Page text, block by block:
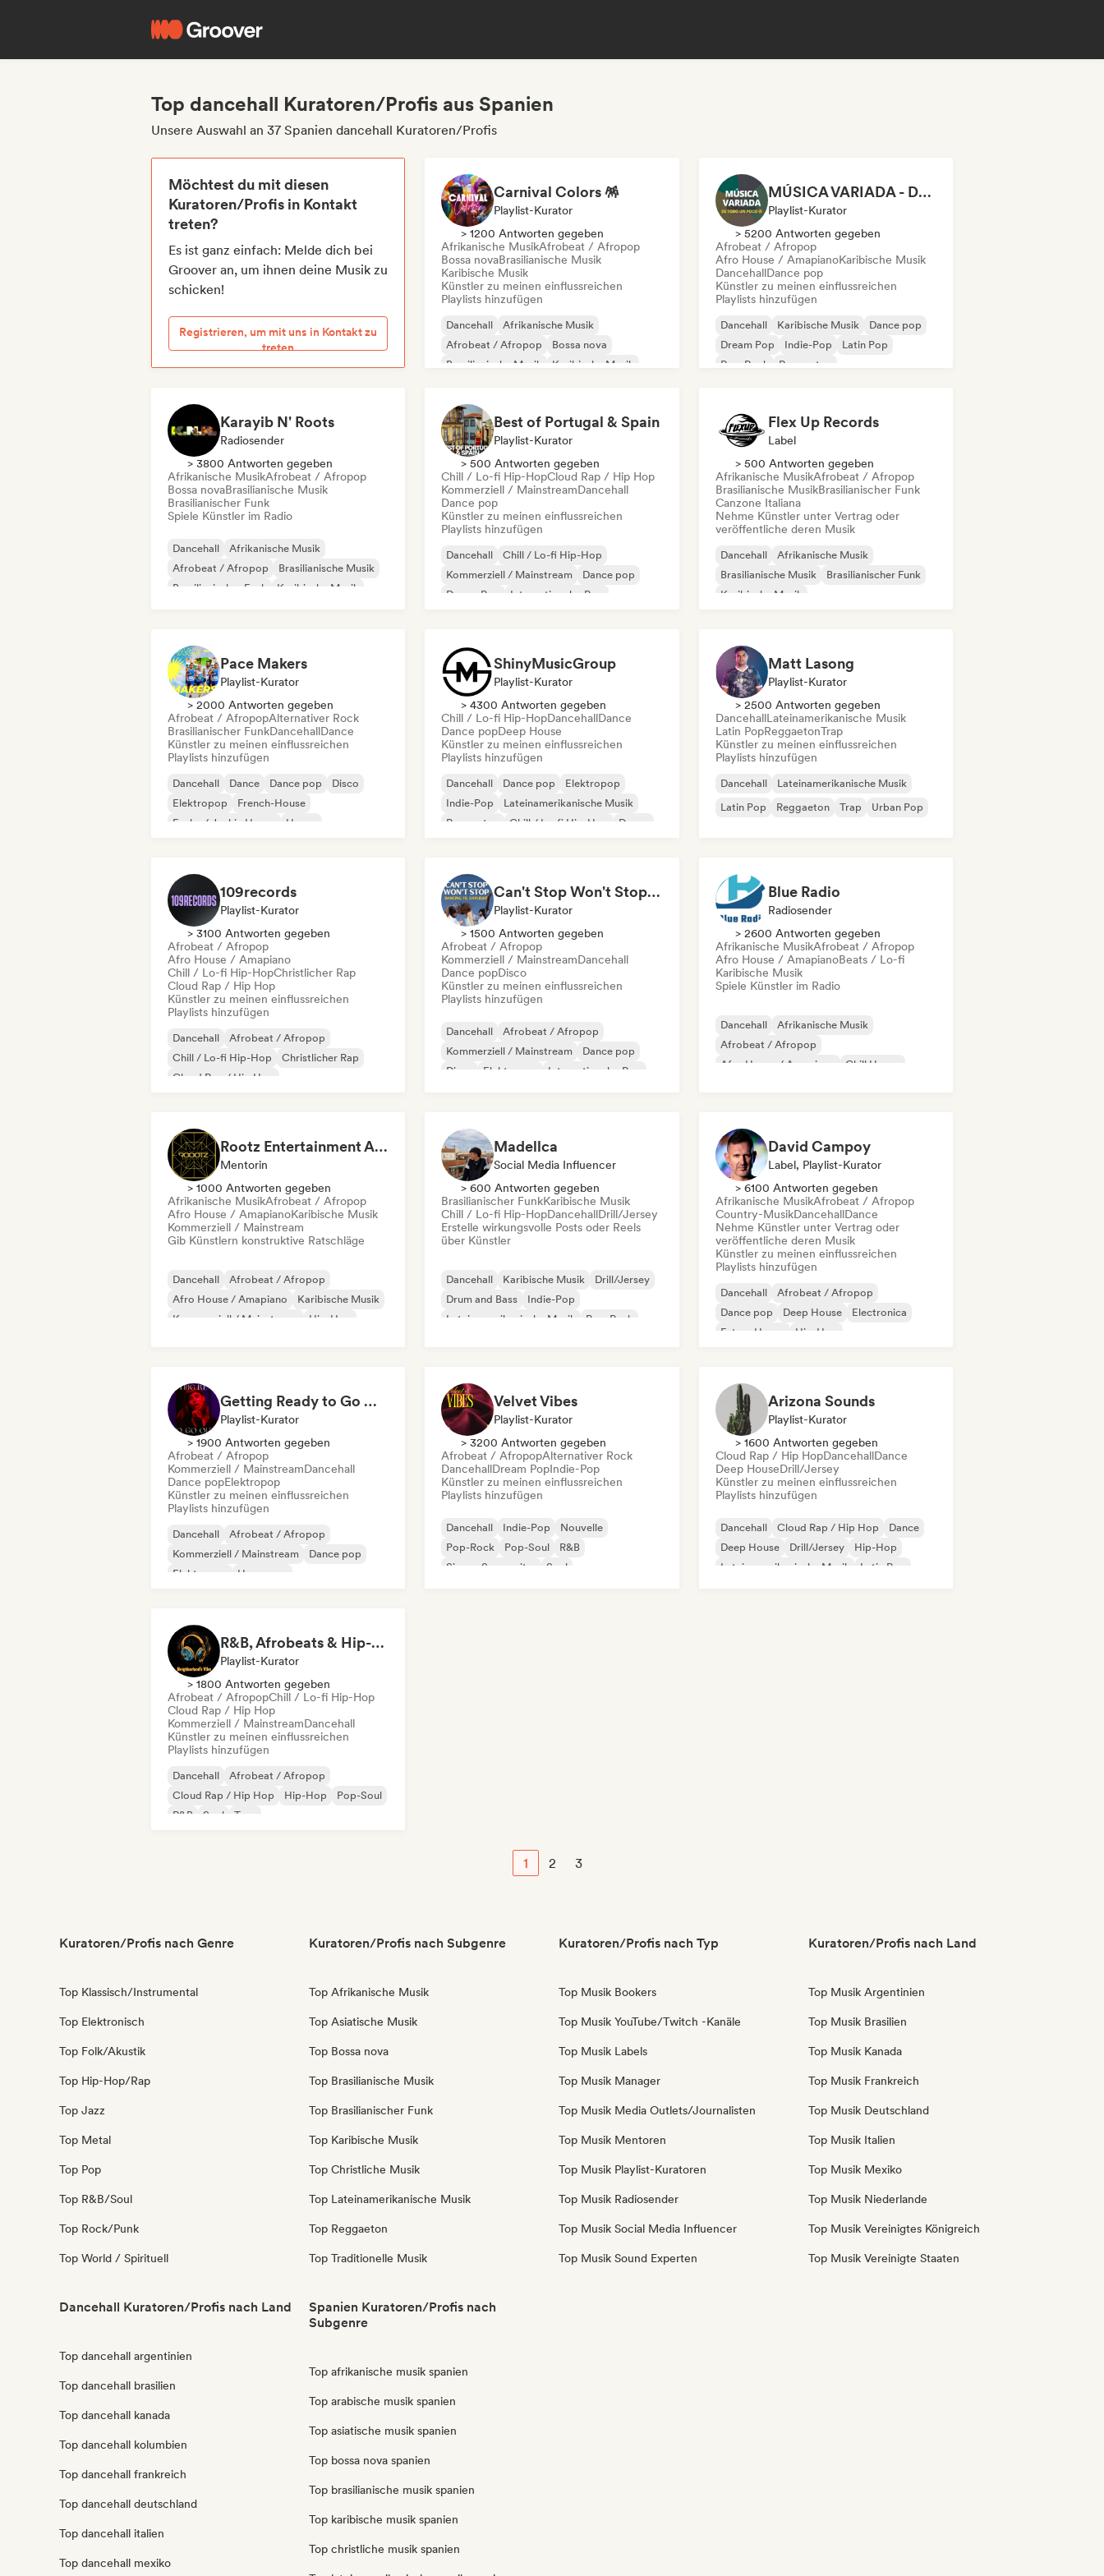
Top dancehall Kuratoren/Profis aus Spanien
Unsere Auswahl an 37 Spanien dancehall Kuratoren/Profis
Möchtest du mit diesen
Kuratoren/Profis in Kontakt
treten?
Es ist ganz einfach: Melde dich bei
Groover an, um ihnen deine Musik zu
schicken!
Registrieren, um mit uns in Kontakt zu
treten
Carnival Colors 🪅
Playlist-Kurator
> 1200 Antworten gegeben
Afrikanische MusikAfrobeat / Afropop
Bossa novaBrasilianische Musik
Karibische Musik
Künstler zu meinen einflussreichen
Playlists hinzufügen
Dancehall
Afrikanische Musik
Afrobeat / Afropop
Bossa nova
Brasilianische Musik
Karibische Musik
MÚSICA VARIADA - DE TODO UN POCO
Playlist-Kurator
> 5200 Antworten gegeben
Afrobeat / Afropop
Afro House / AmapianoKaribische Musik
DancehallDance pop
Künstler zu meinen einflussreichen
Playlists hinzufügen
Dancehall Karibische Musik
Dance pop
Dream Pop
Indie-Pop
Latin Pop
Pop-Rock
Reggaeton
Karayib N' Roots
Radiosender
> 3800 Antworten gegeben
Afrikanische MusikAfrobeat / Afropop
Bossa novaBrasilianische Musik
Brasilianischer Funk
Spiele Künstler im Radio
Dancehall
Afrikanische Musik
Afrobeat / Afropop
Brasilianische Musik
Brasilianischer Funk
Karibische Musik
Best of Portugal & Spain
Playlist-Kurator
> 500 Antworten gegeben
Chill / Lo-fi Hip-HopCloud Rap / Hip Hop
Kommerziell / MainstreamDancehall
Dance pop
Künstler zu meinen einflussreichen
Playlists hinzufügen
Dancehall
Chill / Lo-fi Hip-Hop
Kommerziell / Mainstream
Dance pop
Dream Pop
Internationaler Pop
Flex Up Records
Label
> 500 Antworten gegeben
Afrikanische MusikAfrobeat / Afropop
Brasilianische MusikBrasilianischer Funk
Canzone Italiana
Nehme Künstler unter Vertrag oder
veröffentliche deren Musik
Dancehall
Afrikanische Musik
Brasilianische Musik
Brasilianischer Funk
Karibische Musik
Pace Makers
Playlist-Kurator
> 2000 Antworten gegeben
Afrobeat / AfropopAlternativer Rock
Brasilianischer FunkDancehallDance
Künstler zu meinen einflussreichen
Playlists hinzufügen
Dancehall Dance Dance pop
Disco
Elektropop
French-House
Funky / Jackin House
House
ShinyMusicGroup
Playlist-Kurator
> 4300 Antworten gegeben
Chill / Lo-fi Hip-HopDancehallDance
Dance popDeep House
Künstler zu meinen einflussreichen
Playlists hinzufügen
Dancehall Dance pop
Elektropop
Indie-Pop
Lateinamerikanische Musik
Reggaeton
Chill / Lo-fi Hip-Hop Dance
Matt Lasong
Playlist-Kurator
> 2500 Antworten gegeben
DancehallLateinamerikanische Musik
Latin PopReggaetonTrap
Künstler zu meinen einflussreichen
Playlists hinzufügen
Dancehall
Lateinamerikanische Musik
Latin Pop
Reggaeton Trap Urban Pop
109records
Playlist-Kurator
> 3100 Antworten gegeben
Afrobeat / Afropop
Afro House / Amapiano
Chill / Lo-fi Hip-HopChristlicher Rap
Cloud Rap / Hip Hop
Künstler zu meinen einflussreichen
Playlists hinzufügen
Dancehall
Afrobeat / Afropop
Chill / Lo-fi Hip-Hop
Christlicher Rap
Cloud Rap / Hip Hop
Can't Stop Won't Stop 🪩 Electropop, Dance-Pop & Nu Disco
Playlist-Kurator
> 1500 Antworten gegeben
Afrobeat / Afropop
Kommerziell / MainstreamDancehall
Dance popDisco
Künstler zu meinen einflussreichen
Playlists hinzufügen
Dancehall
Afrobeat / Afropop
Kommerziell / Mainstream
Dance pop
Disco
Elektropop
Internationaler Pop
Blue Radio
Radiosender
> 2600 Antworten gegeben
Afrikanische MusikAfrobeat / Afropop
Afro House / AmapianoBeats / Lo-fi
Karibische Musik
Spiele Künstler im Radio
Dancehall
Afrikanische Musik
Afrobeat / Afropop
Afro House / Amapiano
Chill House
Rootz Entertainment Agency
Mentorin
> 1000 Antworten gegeben
Afrikanische MusikAfrobeat / Afropop
Afro House / AmapianoKaribische Musik
Kommerziell / Mainstream
Gib Künstlern konstruktive Ratschläge
Dancehall
Afrobeat / Afropop
Afro House / Amapiano
Karibische Musik
Kommerziell / Mainstream
Hip-Hop
Madellca
Social Media Influencer
> 600 Antworten gegeben
Brasilianischer FunkKaribische Musik
Chill / Lo-fi Hip-HopDancehallDrill/Jersey
Erstelle wirkungsvolle Posts oder Reels
über Künstler
Dancehall Karibische Musik
Drill/Jersey
Drum and Bass
Indie-Pop
Lateinamerikanische Musik
Pop-Punk
David Campoy
Label, Playlist-Kurator
> 6100 Antworten gegeben
Afrikanische MusikAfrobeat / Afropop
Country-MusikDancehallDance
Nehme Künstler unter Vertrag oder
veröffentliche deren Musik
Künstler zu meinen einflussreichen
Playlists hinzufügen
Dancehall
Afrobeat / Afropop
Dance pop
Deep House
Electronica
Future House
Hip-Hop
Getting Ready to Go Out 🍒💋
Playlist-Kurator
> 1900 Antworten gegeben
Afrobeat / Afropop
Kommerziell / MainstreamDancehall
Dance popElektropop
Künstler zu meinen einflussreichen
Playlists hinzufügen
Dancehall
Afrobeat / Afropop
Kommerziell / Mainstream
Dance pop
Elektropop
Hyperpop
Velvet Vibes
Playlist-Kurator
> 3200 Antworten gegeben
Afrobeat / AfropopAlternativer Rock
DancehallDream PopIndie-Pop
Künstler zu meinen einflussreichen
Playlists hinzufügen
Dancehall Indie-Pop
Nouvelle
Pop-Rock
Pop-Soul
R&B
Singer-Songwriter
Soul
Arizona Sounds
Playlist-Kurator
> 1600 Antworten gegeben
Cloud Rap / Hip HopDancehallDance
Deep HouseDrill/Jersey
Künstler zu meinen einflussreichen
Playlists hinzufügen
Dancehall Cloud Rap / Hip Hop
Dance
Deep House
Drill/Jersey
Hip-Hop
Lateinamerikanische Musik
Latin Pop
R&B, Afrobeats & Hip-Hop Vibes by Neighborhood's Vibe
Playlist-Kurator
> 1800 Antworten gegeben
Afrobeat / AfropopChill / Lo-fi Hip-Hop
Cloud Rap / Hip Hop
Kommerziell / MainstreamDancehall
Künstler zu meinen einflussreichen
Playlists hinzufügen
Dancehall
Afrobeat / Afropop
Cloud Rap / Hip Hop
Hip-Hop
Pop-Soul
R&B
Soul Trap
1 2 3
Kuratoren/Profis nach Genre
Top Klassisch/Instrumental
Top Elektronisch
Top Folk/Akustik
Top Hip-Hop/Rap
Top Jazz
Top Metal
Top Pop
Top R&B/Soul
Top Rock/Punk
Top World / Spirituell
Kuratoren/Profis nach Subgenre
Top Afrikanische Musik
Top Asiatische Musik
Top Bossa nova
Top Brasilianische Musik
Top Brasilianischer Funk
Top Karibische Musik
Top Christliche Musik
Top Lateinamerikanische Musik
Top Reggaeton
Top Traditionelle Musik
Kuratoren/Profis nach Typ
Top Musik Bookers
Top Musik YouTube/Twitch -Kanäle
Top Musik Labels
Top Musik Manager
Top Musik Media Outlets/Journalisten
Top Musik Mentoren
Top Musik Playlist-Kuratoren
Top Musik Radiosender
Top Musik Social Media Influencer
Top Musik Sound Experten
Kuratoren/Profis nach Land
Top Musik Argentinien
Top Musik Brasilien
Top Musik Kanada
Top Musik Frankreich
Top Musik Deutschland
Top Musik Italien
Top Musik Mexiko
Top Musik Niederlande
Top Musik Vereinigtes Königreich
Top Musik Vereinigte Staaten
Dancehall Kuratoren/Profis nach Land
Top dancehall argentinien
Top dancehall brasilien
Top dancehall kanada
Top dancehall kolumbien
Top dancehall frankreich
Top dancehall deutschland
Top dancehall italien
Top dancehall mexiko
Spanien Kuratoren/Profis nach
Subgenre
Top afrikanische musik spanien
Top arabische musik spanien
Top asiatische musik spanien
Top bossa nova spanien
Top brasilianische musik spanien
Top karibische musik spanien
Top christliche musik spanien